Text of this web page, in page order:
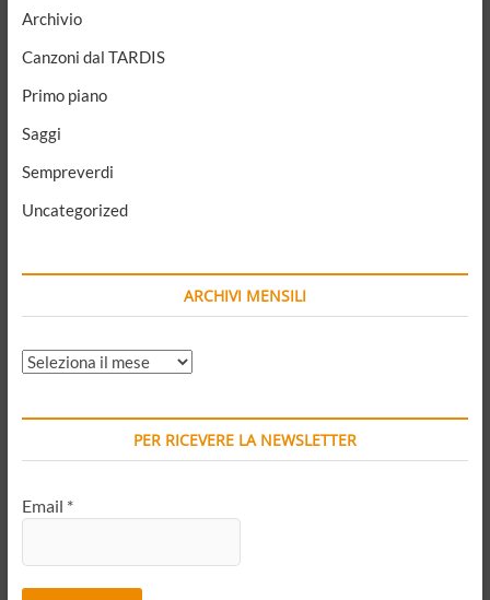
Archivio
Canzoni dal TARDIS
Primo piano
Saggi
Sempreverdi
Uncategorized
ARCHIVI MENSILI
ARCHIVI
PER RICEVERE LA NEWSLETTER
Email *